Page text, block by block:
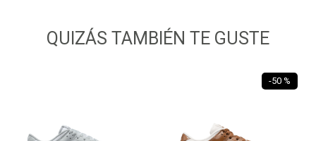
QUIZÁS TAMBIÉN TE GUSTE
-50 %